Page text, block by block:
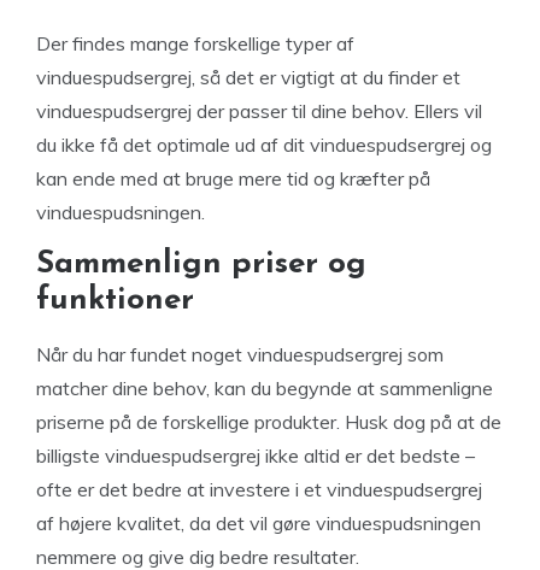
Der findes mange forskellige typer af
vinduespudsergrej, så det er vigtigt at du finder et
vinduespudsergrej der passer til dine behov. Ellers vil
du ikke få det optimale ud af dit vinduespudsergrej og
kan ende med at bruge mere tid og kræfter på
vinduespudsningen.
Sammenlign priser og
funktioner
Når du har fundet noget vinduespudsergrej som
matcher dine behov, kan du begynde at sammenligne
priserne på de forskellige produkter. Husk dog på at de
billigste vinduespudsergrej ikke altid er det bedste –
ofte er det bedre at investere i et vinduespudsergrej
af højere kvalitet, da det vil gøre vinduespudsningen
nemmere og give dig bedre resultater.